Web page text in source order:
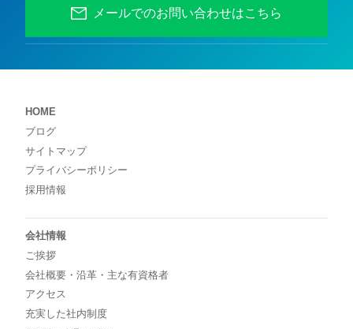
メールでのお問い合わせはこちら
HOME
ブログ
サイトマップ
プライバシーポリシー
採用情報
会社情報
ご挨拶
会社概要・沿革・主な有資格者
アクセス
充実した社内制度